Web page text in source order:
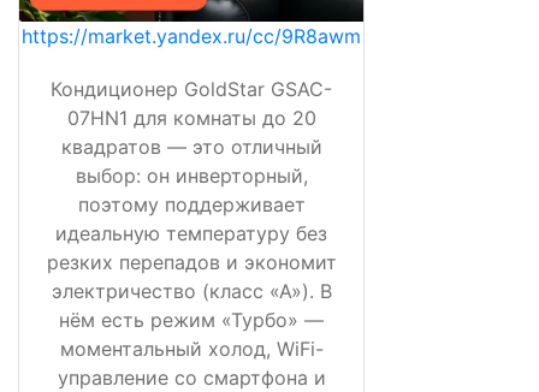
https://market.yandex.ru/cc/9R8awm
Кондиционер GoldStar GSAC-
07HN1 для комнаты до 20
квадратов — это отличный
выбор: он инверторный,
поэтому поддерживает
идеальную температуру без
резких перепадов и экономит
электричество (класс «А»). В
нём есть режим «Турбо» —
моментальный холод, WiFi-
управление со смартфона и